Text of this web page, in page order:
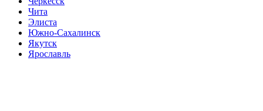
Чита
Элиста
Южно-Сахалинск
Якутск
Ярославль